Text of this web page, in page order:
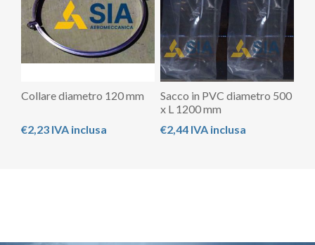
Collare diametro 120 mm
€2,23 IVA inclusa
Sacco in PVC diametro 500
x L 1200 mm
€2,44 IVA inclusa